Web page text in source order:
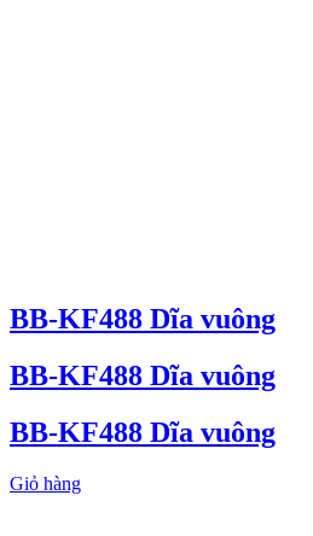
BB-KF488 Dĩa vuông
BB-KF488 Dĩa vuông
BB-KF488 Dĩa vuông
Giỏ hàng